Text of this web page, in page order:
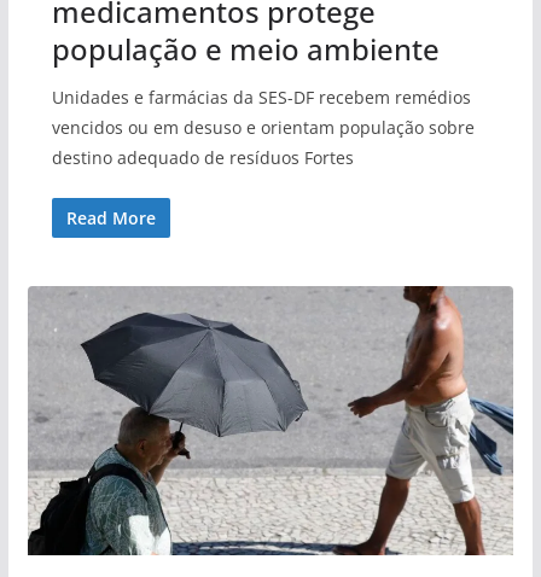
medicamentos protege
população e meio ambiente
Unidades e farmácias da SES-DF recebem remédios
vencidos ou em desuso e orientam população sobre
destino adequado de resíduos Fortes
Read More